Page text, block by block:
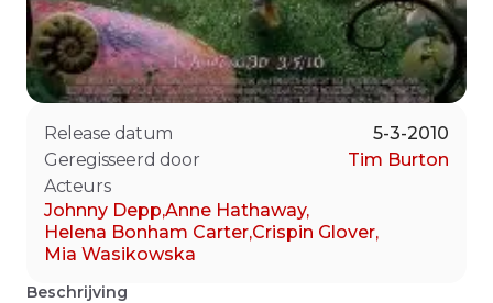
Release datum
5-3-2010
Geregisseerd door
Tim Burton
Acteurs
Johnny Depp,Anne Hathaway,
Helena Bonham Carter,Crispin Glover,
Mia Wasikowska
Beschrijving